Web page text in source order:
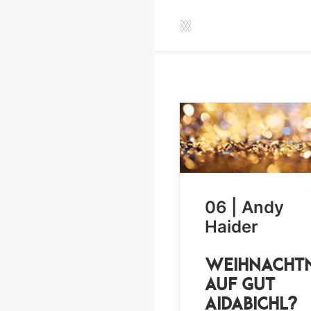
06 | Andy
Haider
auf Gut
Aidabichl?